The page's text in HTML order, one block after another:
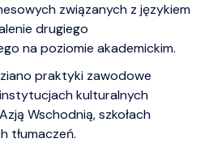
związanych z językiem
drugiego
na poziomie akademickim.
praktyki zawodowe
kulturalnych
Wschodnią, szkołach
tłumaczeń.